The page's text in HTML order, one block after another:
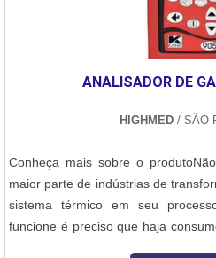
ANALISADOR DE
HIGHMED / SÃO
Conheça mais sobre o
maior parte de indústrias de
sistema térmico em seu
funcione é preciso que haja